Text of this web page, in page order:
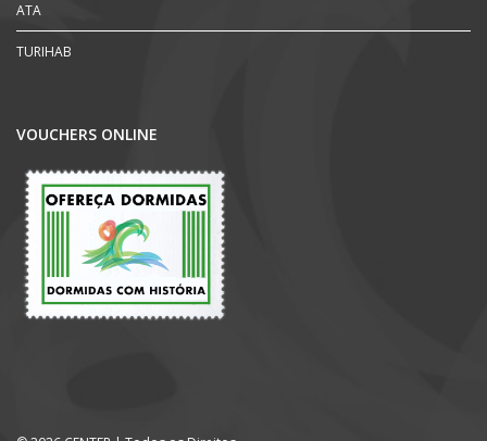
ATA
TURIHAB
VOUCHERS ONLINE